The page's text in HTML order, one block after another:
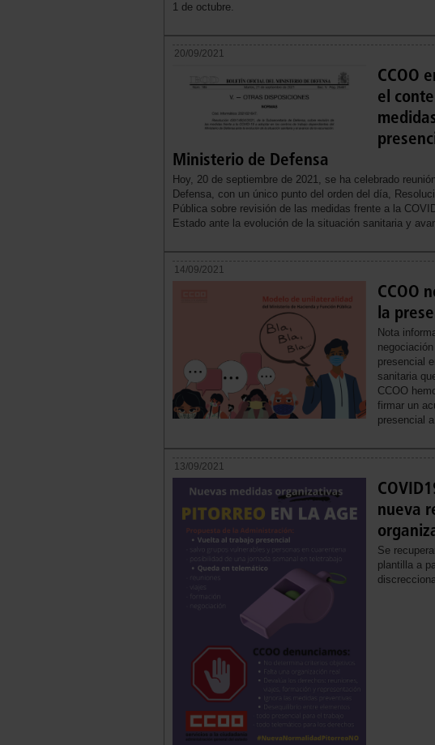
1 de octubre.
20/09/2021
CCOO
el
Ministerio de Defensa
Hoy, 20 de septiembre de 2021, se ha celebrado
Defensa, con un único punto del orden del día,
Pública sobre revisión de las medidas frente a la
Estado ante la evolución de la situación sanitaria y
14/09/2021
CCOO
la
Nota
presencial
sanitaria
CCOO
firmar un
presencial
13/09/2021
nueva
Se
plantilla a